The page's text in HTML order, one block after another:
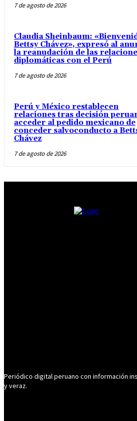
7 de agosto de 2026
Claudia Sheinbaum:
Bettsy Chávez», expresó al
la reanudación de las
diplomáticas con el Perú
7 de agosto de 2026
Perú y México restablecen
relaciones tras decisión
acceder al pedido mexicano de
conceder salvoconducto a
Chávez
7 de agosto de 2026
Periódico digital peruano con información
y veraz.